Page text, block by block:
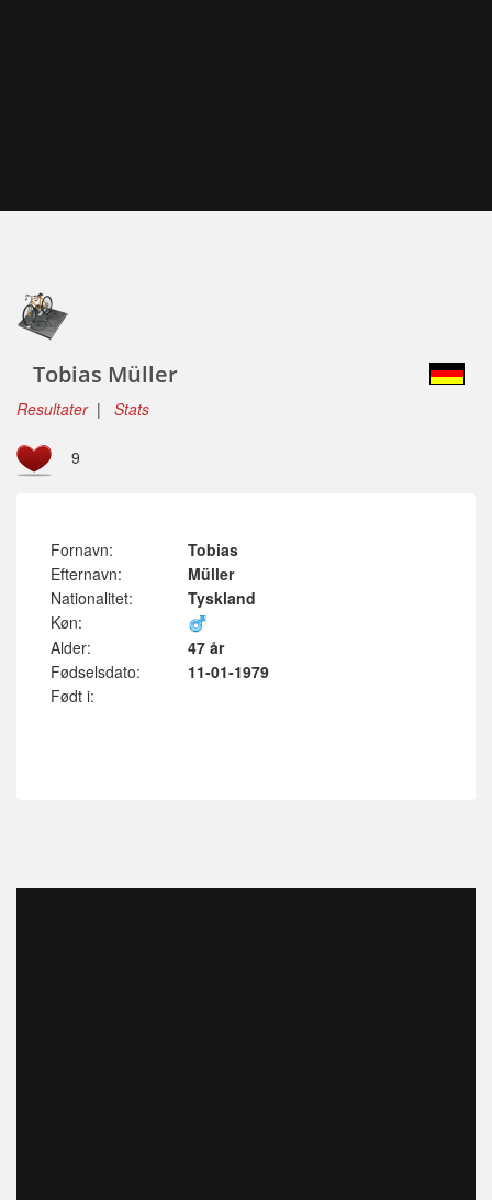
Tobias Müller
Resultater| Stats
9
Fornavn:
Tobias
Efternavn:
Müller
Nationalitet:
Tyskland
Køn:
Alder:
47 år
Fødselsdato:
11-01-1979
Født i: